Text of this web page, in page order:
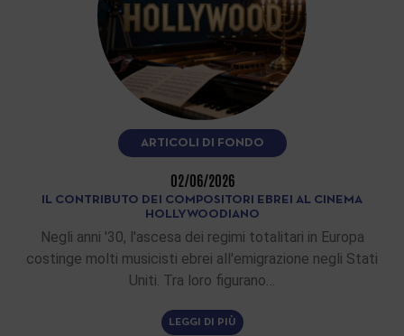
ARTICOLI DI FONDO
02/06/2026
IL CONTRIBUTO DEI COMPOSITORI EBREI AL CINEMA
HOLLYWOODIANO
Negli anni '30, l'ascesa dei regimi totalitari in Europa
costinge molti musicisti ebrei all'emigrazione negli Stati
Uniti. Tra loro figurano…
LEGGI DI PIÙ